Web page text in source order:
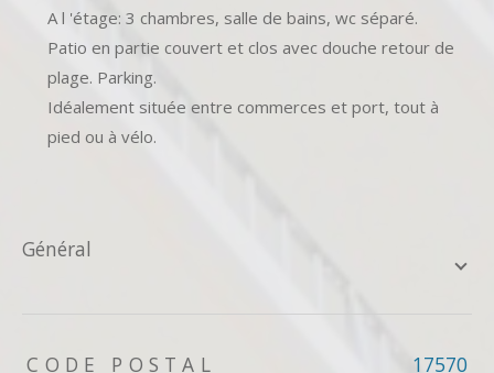
A l 'étage: 3 chambres, salle de bains, wc séparé.
Patio en partie couvert et clos avec douche retour de
plage. Parking.
Idéalement située entre commerces et port, tout à
pied ou à vélo.
général
TRAD_ZEPHYR_Caracteristique TRAD_ZEPHYR_Valeurs
CODE POSTAL 17570